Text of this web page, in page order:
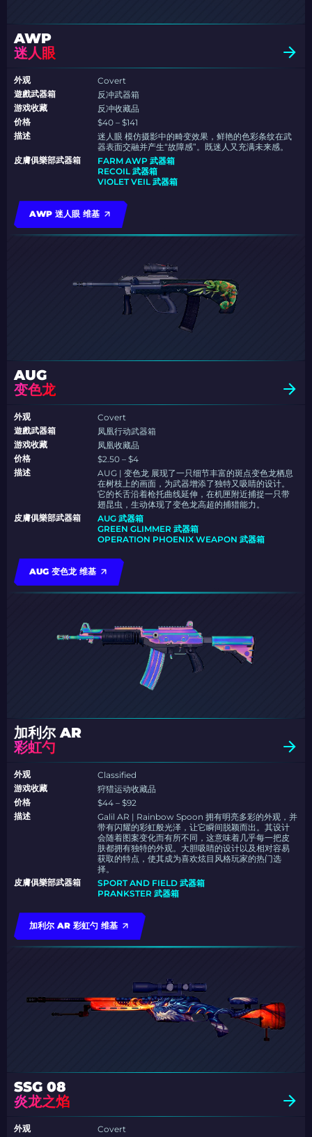
AWP
迷人眼
外观
Covert
遊戲武器箱
反冲武器箱
游戏收藏
反冲收藏品
价格
$40 – $141
描述
迷人眼 模仿摄影中的畸变效果，鲜艳的色彩条纹在武
器表面交融并产生“故障感”。既迷人又充满未来感。
皮膚俱樂部武器箱
FARM AWP 武器箱
RECOIL 武器箱
VIOLET VEIL 武器箱
AWP 迷人眼 维基
AUG
变色龙
外观
Covert
遊戲武器箱
凤凰行动武器箱
游戏收藏
凤凰收藏品
价格
$2.50 – $4
描述
AUG | 变色龙 展现了一只细节丰富的斑点变色龙栖息
在树枝上的画面，为武器增添了独特又吸睛的设计。
它的长舌沿着枪托曲线延伸，在机匣附近捕捉一只带
翅昆虫，生动体现了变色龙高超的捕猎能力。
皮膚俱樂部武器箱
AUG 武器箱
GREEN GLIMMER 武器箱
OPERATION PHOENIX WEAPON 武器箱
AUG 变色龙 维基
加利尔 AR
彩虹勺
外观
Classified
游戏收藏
狩猎运动收藏品
价格
$44 – $92
描述
Galil AR | Rainbow Spoon 拥有明亮多彩的外观，并
带有闪耀的彩虹般光泽，让它瞬间脱颖而出。其设计
会随着图案变化而有所不同，这意味着几乎每一把皮
肤都拥有独特的外观。大胆吸睛的设计以及相对容易
获取的特点，使其成为喜欢炫目风格玩家的热门选
择。
皮膚俱樂部武器箱
SPORT AND FIELD 武器箱
PRANKSTER 武器箱
加利尔 AR 彩虹勺 维基
SSG 08
炎龙之焰
外观
Covert